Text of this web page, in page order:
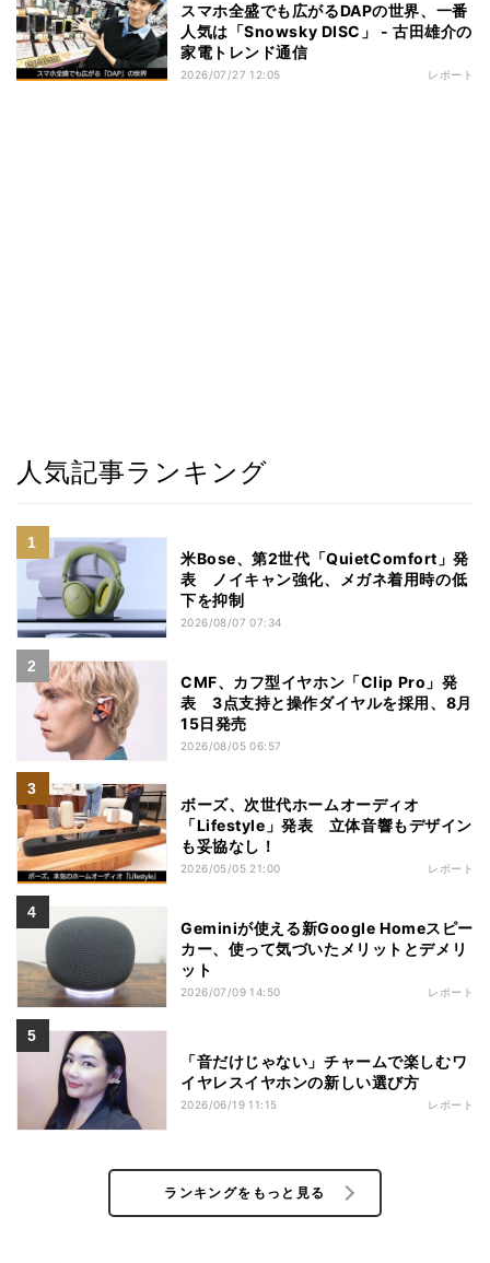
スマホ全盛でも広がるDAPの世界、一番
人気は「Snowsky DISC」 - 古田雄介の
家電トレンド通信
2026/07/27 12:05 レポート
人気記事ランキング
米Bose、第2世代「QuietComfort」発
表 ノイキャン強化、メガネ着用時の低
下を抑制
2026/08/07 07:34
CMF、カフ型イヤホン「Clip Pro」発
表 3点支持と操作ダイヤルを採用、8月
15日発売
2026/08/05 06:57
ボーズ、次世代ホームオーディオ
「Lifestyle」発表 立体音響もデザイン
も妥協なし！
2026/05/05 21:00 レポート
Geminiが使える新Google Homeスピー
カー、使って気づいたメリットとデメリ
ット
2026/07/09 14:50 レポート
「音だけじゃない」チャームで楽しむワ
イヤレスイヤホンの新しい選び方
2026/06/19 11:15 レポート
ランキングをもっと見る